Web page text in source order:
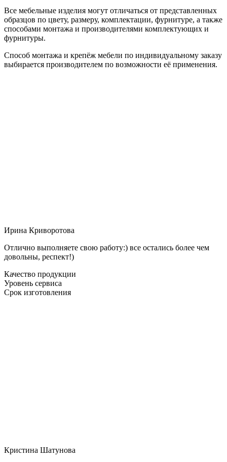
Все мебельные изделия могут отличаться от представленных
образцов по цвету, размеру, комплектации, фурнитуре, а также
способами монтажа и производителями комплектующих и
фурнитуры.
Способ монтажа и крепёж мебели по индивидуальному заказу
выбирается производителем по возможности её применения.
Ирина Криворотова
Отлично выполняете свою работу:) все остались более чем
довольны, респект!)
Качество продукции
Уровень сервиса
Срок изготовления
Кристина Шатунова